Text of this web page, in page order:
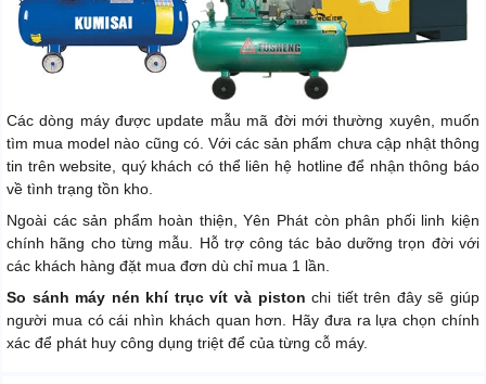
Các dòng máy được update mẫu mã đời mới thường xuyên, muốn
tìm mua model nào cũng có. Với các sản phẩm chưa cập nhật thông
tin trên website, quý khách có thể liên hệ hotline để nhận thông báo
về tình trạng tồn kho.
Ngoài các sản phẩm hoàn thiện, Yên Phát còn phân phối linh kiện
chính hãng cho từng mẫu. Hỗ trợ công tác bảo dưỡng trọn đời với
các khách hàng đặt mua đơn dù chỉ mua 1 lần.
So sánh máy nén khí trục vít và piston chi tiết trên đây sẽ giúp
người mua có cái nhìn khách quan hơn. Hãy đưa ra lựa chọn chính
xác để phát huy công dụng triệt để của từng cỗ máy.